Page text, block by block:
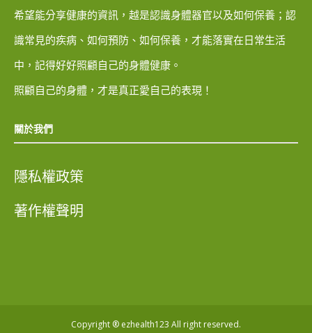
希望能分享健康的資訊，越是認識身體器官以及如何保養；認
識常見的疾病、如何預防、如何保養，才能落實在日常生活
中，記得好好照顧自己的身體健康。
照顧自己的身體，才是真正愛自己的表現！
關於我們
隱私權政策
著作權聲明
Copyright ® ezhealth123 All right reserved.